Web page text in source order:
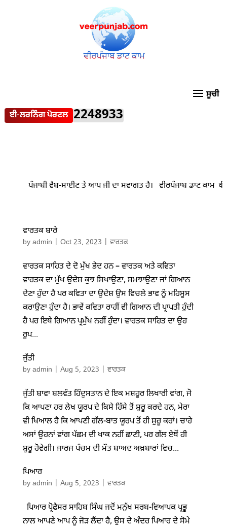
ਈ-ਲਰਨਿੰਗ ਪੋਰਟਲ 2248933
ਵਾਰਤਕ ਬਾਰੇ
by admin Oct 23, 2023 ਵਾਰਤਕ
ਵਾਰਤਕ ਸਾਹਿਤ ਦੇ ਦੋ ਮੁੱਖ ਭੇਦ ਹਨ – ਵਾਰਤਕ ਅਤੇ ਕਵਿਤਾ
ਵਾਰਤਕ ਦਾ ਮੁੱਖ ਉਦੇਸ਼ ਕੁਝ ਸਿਖਾਉਣਾ, ਸਮਝਾਉਣਾ ਜਾਂ ਗਿਆਨ
ਦੇਣਾ ਹੁੰਦਾ ਹੈ ਪਰ ਕਵਿਤਾ ਦਾ ਉਦੇਸ਼ ਉਸ ਵਿਚਲੇ ਭਾਵ ਨੂੰ ਮਹਿਸੂਸ
ਕਰਾਉਣਾ ਹੁੰਦਾ ਹੈ। ਭਾਵੇਂ ਕਵਿਤਾ ਰਾਹੀਂ ਵੀ ਗਿਆਨ ਦੀ ਪ੍ਰਾਪਤੀ ਹੁੰਦੀ
ਹੈ ਪਰ ਇਥੇ ਗਿਆਨ ਪ੍ਰਮੁੱਖ ਨਹੀਂ ਹੁੰਦਾ। ਵਾਰਤਕ ਸਾਹਿਤ ਦਾ ਉਹ
ਰੂਪ...
ਜੁੱਤੀ
by admin Aug 5, 2023 ਵਾਰਤਕ
ਜੁੱਤੀ ਬਾਵਾ ਬਲਵੰਤ ਹਿੰਦੁਸਤਾਨ ਦੇ ਇਕ ਮਸ਼ਹੂਰ ਲਿਖਾਰੀ ਵਾਂਗ, ਜੋ
ਕਿ ਆਪਣਾ ਹਰ ਲੇਖ ਯੂਰਪ ਦੇ ਕਿਸੇ ਹਿੱਸੇ ਤੋਂ ਸ਼ੁਰੂ ਕਰਦੇ ਹਨ, ਮੇਰਾ
ਵੀ ਖਿਆਲ ਹੈ ਕਿ ਆਪਣੀ ਗੱਲ-ਬਾਤ ਯੂਰਪ ਤੋਂ ਹੀ ਸ਼ੁਰੂ ਕਰਾਂ। ਚਾਹੇ
ਅਸਾਂ ਉਹਨਾਂ ਵਾਂਗ ਪੱਛਮ ਦੀ ਖਾਕ ਨਹੀਂ ਛਾਣੀ, ਪਰ ਗੱਲ ਏਥੋਂ ਹੀ
ਸ਼ੁਰੂ ਹੋਵੇਗੀ। ਜਾਰਜ ਪੰਚਮ ਦੀ ਮੌਤ ਬਾਅਦ ਅਖ਼ਬਾਰਾਂ ਵਿਚ...
ਪਿਆਰ
by admin Aug 5, 2023 ਵਾਰਤਕ
ਪਿਆਰ ਪ੍ਰੋਫੈਸਰ ਸਾਹਿਬ ਸਿੰਘ ਜਦੋਂ ਮਨੁੱਖ ਸਰਬ-ਵਿਆਪਕ ਪ੍ਰਭੂ
ਨਾਲ ਆਪਣੇ ਆਪ ਨੂੰ ਜੋੜ ਲੈਂਦਾ ਹੈ, ਉਸ ਦੇ ਅੰਦਰ ਪਿਆਰ ਦੇ ਸੋਮੇ